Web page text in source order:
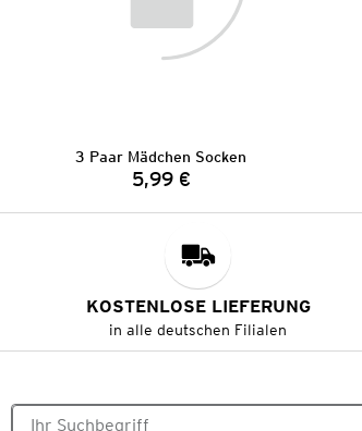
3 Paar Mädchen Socken
Preis:
5,99 €
KOSTENLOSE LIEFERUNG
in alle deutschen Filialen